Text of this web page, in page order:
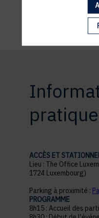
ACCÈS ET
Lieu : The Office
1724 Luxembourg)
Parking à proximité :
PROGRAMME
8h15 : Accueil des